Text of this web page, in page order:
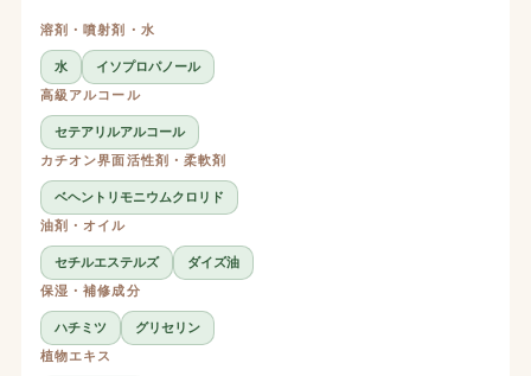
溶剤・噴射剤・水
水
イソプロパノール
高級アルコール
セテアリルアルコール
カチオン界面活性剤・柔軟剤
ベヘントリモニウムクロリド
油剤・オイル
セチルエステルズ
ダイズ油
保湿・補修成分
ハチミツ
グリセリン
植物エキス